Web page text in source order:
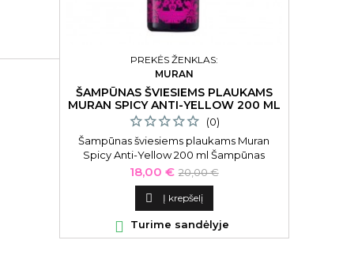
PREKĖS ŽENKLAS:
MURAN
ŠAMPŪNAS ŠVIESIEMS PLAUKAMS
MURAN SPICY ANTI-YELLOW 200 ML
(0)
Šampūnas šviesiems plaukams Muran
Spicy Anti-Yellow 200 ml Šampūnas
šviesiems Muran Spicy Blondie Anti-
Yellow Shampoo MSPBLSH01,
neutralizuojantis geltoną atspalvį,
Kaina
18,00 € Bazinė
kaina
20,00 €
 Į krepšelį
 Turime sandėlyje